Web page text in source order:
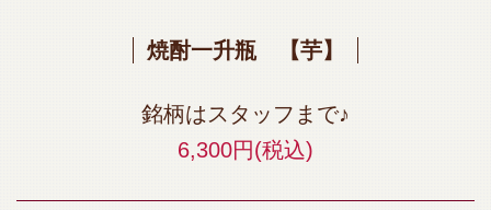
焼酎一升瓶 【芋】
銘柄はスタッフまで♪
6,300円(税込)